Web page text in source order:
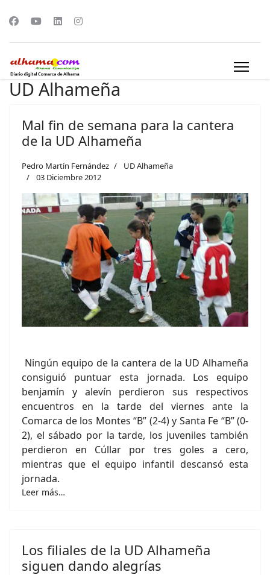
UD Alhameña
Mal fin de semana para la cantera
de la UD Alhameña
Pedro Martín Fernández
UD Alhameña
03 Diciembre 2012
Ningún equipo de la cantera de la UD Alhameña
consiguió puntuar esta jornada. Los equipo
benjamín y alevín perdieron sus respectivos
encuentros en la tarde del viernes ante la
Comarca de los Montes “B” (2-4) y Santa Fe “B” (0-
2), el sábado por la tarde, los juveniles también
perdieron en Cúllar por tres goles a cero,
mientras que el equipo infantil descansó esta
jornada.
Leer más…
Los filiales de la UD Alhameña
siguen dando alegrías